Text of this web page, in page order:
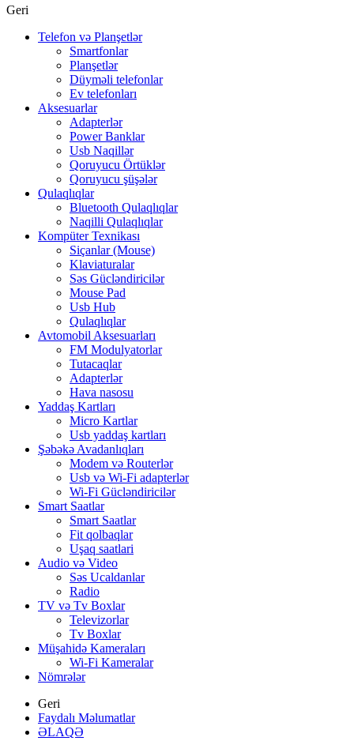
Geri
Telefon və Planşetlər
Smartfonlar
Planşetlər
Düyməli telefonlar
Ev telefonları
Aksesuarlar
Adapterlər
Power Banklar
Usb Naqillər
Qoruyucu Örtüklər
Qoruyucu şüşələr
Qulaqlıqlar
Bluetooth Qulaqlıqlar
Naqilli Qulaqlıqlar
Kompüter Texnikası
Siçanlar (Mouse)
Klaviaturalar
Səs Gücləndiricilər
Mouse Pad
Usb Hub
Qulaqlıqlar
Avtomobil Aksesuarları
FM Modulyatorlar
Tutacaqlar
Adapterlər
Hava nasosu
Yaddaş Kartları
Micro Kartlar
Usb yaddaş kartları
Şəbəkə Avadanlıqları
Modem və Routerlər
Usb və Wi-Fi adapterlər
Wi-Fi Gücləndiricilər
Smart Saatlar
Smart Saatlar
Fit qolbaqlar
Uşaq saatlari
Audio və Video
Səs Ucaldanlar
Radio
TV və Tv Boxlar
Televizorlar
Tv Boxlar
Müşahidə Kameraları
Wi-Fi Kameralar
Nömrələr
Geri
Faydalı Məlumatlar
ƏLAQƏ